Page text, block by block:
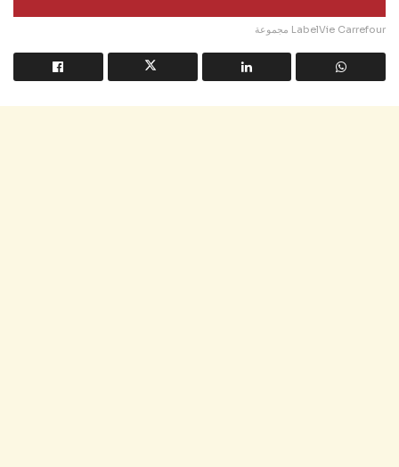
مجموعة LabelVie Carrefour